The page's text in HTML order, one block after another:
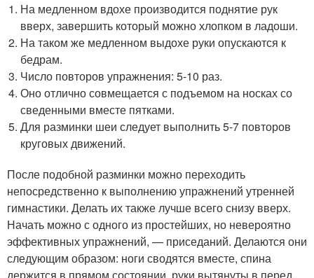
На медленном вдохе производится поднятие рук
вверх, завершить который можно хлопком в ладоши.
На таком же медленном выдохе руки опускаются к
бедрам.
Число повторов упражнения: 5-10 раз.
Оно отлично совмещается с подъемом на носках со
сведенными вместе пятками.
Для разминки шеи следует выполнить 5-7 повторов
круговых движений.
После подобной разминки можно переходить
непосредственно к выполнению упражнений утренней
гимнастики. Делать их также лучше всего снизу вверх.
Начать можно с одного из простейших, но невероятно
эффективных упражнений, — приседаний. Делаются они
следующим образом: ноги сводятся вместе, спина